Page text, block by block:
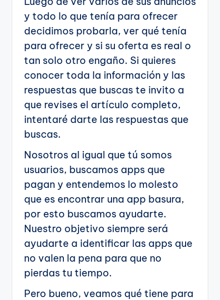
y todo lo que tenía para ofrecer
decidimos probarla, ver qué tenía
para ofrecer y si su oferta es real o
tan solo otro engaño. Si quieres
conocer toda la información y las
respuestas que buscas te invito a
que revises el artículo completo,
intentaré darte las respuestas que
buscas.
Nosotros al igual que tú somos
usuarios, buscamos apps que
pagan y entendemos lo molesto
que es encontrar una app basura,
por esto buscamos ayudarte.
Nuestro objetivo siempre será
ayudarte a identificar las apps que
no valen la pena para que no
pierdas tu tiempo.
Pero bueno, veamos qué tiene para